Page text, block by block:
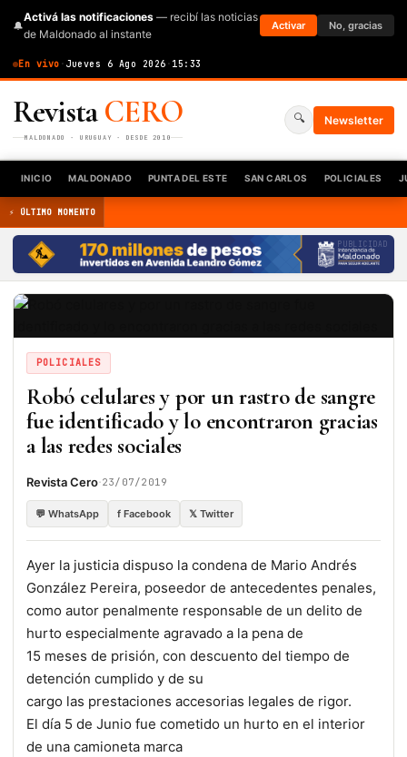
🔔
Activá las notificaciones — recibí las noticias
de Maldonado al instante
Activar No, gracias
En vivo · Jueves 6 Ago 2026 · 15:33
RevistaCERO
MALDONADO · URUGUAY · DESDE 2010
🔍 Newsletter
INICIO MALDONADO PUNTA DEL ESTE SAN CARLOS POLICIALES
⚡ ÚLTIMO MOMENTO
PUBLICIDAD
POLICIALES
Robó celulares y por un rastro de sangre
fue identificado y lo encontraron gracias
a las redes sociales
Revista Cero·23/07/2019
💬 WhatsApp f Facebook 𝕏 Twitter
Ayer la justicia dispuso la condena de Mario Andrés
González Pereira, poseedor de antecedentes penales,
como autor penalmente responsable de un delito de
hurto especialmente agravado a la pena de
15 meses de prisión, con descuento del tiempo de
detención cumplido y de su
cargo las prestaciones accesorias legales de rigor.
El día 5 de Junio fue cometido un hurto en el interior
de una camioneta marca